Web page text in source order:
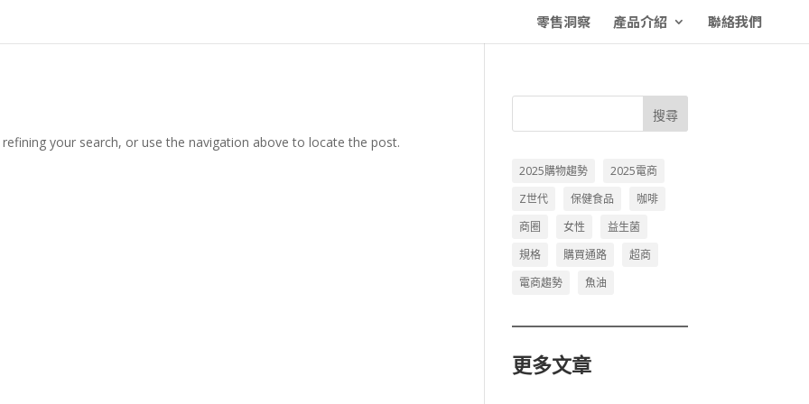
零售洞察 產品介紹 聯絡我們
your search, or use the navigation above to locate the post.
搜尋
2025購物趨勢
2025電商
Z世代
保健食品
咖啡
商圈
女性
益生菌
規格
購買通路
超商
電商趨勢
魚油
更多文章